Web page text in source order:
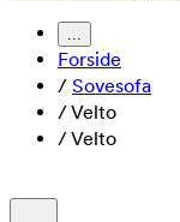
...
Forside
/ Sovesofa
/Velto
/Velto